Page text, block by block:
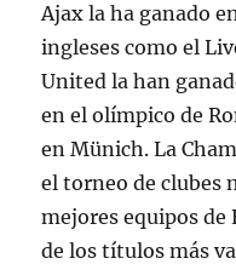
Ajax la ha ganado
ingleses como el
United la han
en el olímpico de
en Münich. La
el torneo de clubes
mejores equipos
de los títulos más